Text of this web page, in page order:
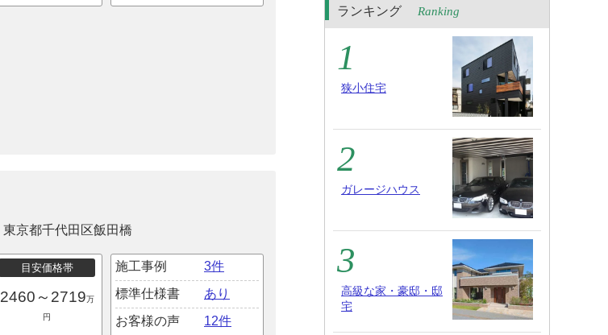
東京都千代田区飯田橋
目安価格帯
2460～2719万
円
施工事例
3件
標準仕様書
あり
お客様の声
12件
ランキング Ranking
狭小住宅
ガレージハウス
高級な家・豪邸・邸
宅